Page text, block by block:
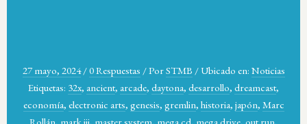
27 mayo, 2024 /0 Respuestas /PorSTMB / Ubicado en: Noticias
Etiquetas: 32x, ancient, arcade, daytona, desarrollo, dreamcast,
economía, electronic arts, genesis, gremlin, historia, japón, Marc